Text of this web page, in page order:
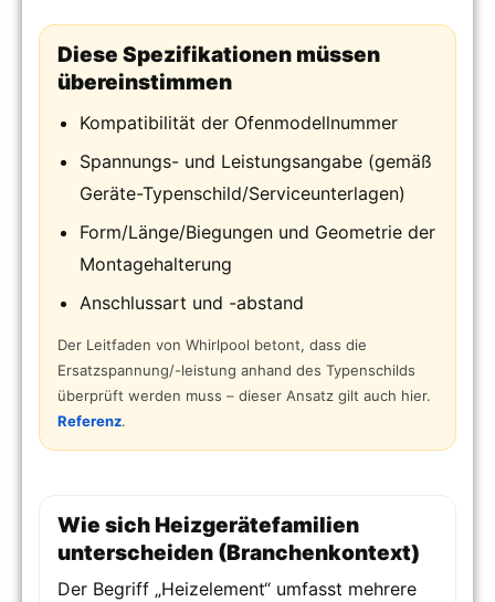
Diese Spezifikationen müssen
übereinstimmen
Kompatibilität der Ofenmodellnummer
Spannungs- und Leistungsangabe (gemäß
Geräte-Typenschild/Serviceunterlagen)
Form/Länge/Biegungen und Geometrie der
Montagehalterung
Anschlussart und -abstand
Der Leitfaden von Whirlpool betont, dass die
Ersatzspannung/-leistung anhand des Typenschilds
überprüft werden muss – dieser Ansatz gilt auch hier.
Referenz.
Wie sich Heizgerätefamilien
unterscheiden (Branchenkontext)
Der Begriff „Heizelement“ umfasst mehrere